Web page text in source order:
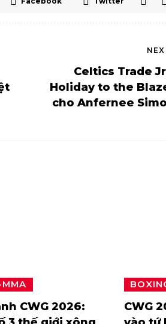
Celtics Trade
Holiday to the
cho Anfernee
CWG 2026:
CWG